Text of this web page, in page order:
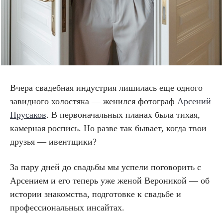
Вчера свадебная индустрия лишилась еще одного
завидного холостяка — женился фотограф Арсений
Прусаков. В первоначальных планах была тихая,
камерная роспись. Но разве так бывает, когда твои
друзья — ивентщики?
За пару дней до свадьбы мы успели поговорить с
Арсением и его теперь уже женой Вероникой — об
истории знакомства, подготовке к свадьбе и
профессиональных инсайтах.